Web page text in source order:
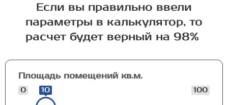
Если вы правильно ввели
параметры в калькулятор, то
расчет будет верный на 98%
Площадь помещений кв.м.
0 100
10